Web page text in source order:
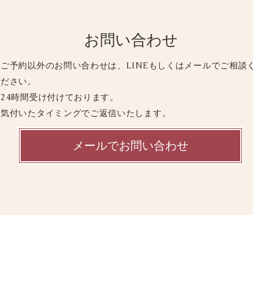
お問い合わせ
ご予約以外のお問い合わせは、LINEもしくはメールでご相談く
ださい。
24時間受け付けております。
気付いたタイミングでご返信いたします。
メールでお問い合わせ